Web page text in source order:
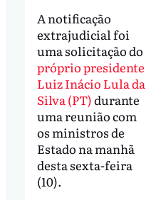
A notificação
extrajudicial foi
uma solicitação do
próprio presidente
Luiz Inácio Lula da
Silva (PT)durante
uma reunião com
os ministros de
Estado na manhã
desta sexta-feira
(10).